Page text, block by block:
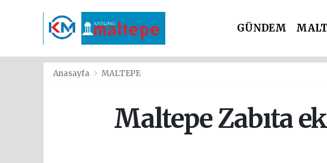
GÜNDEM
Anasayfa MALTEPE
Maltepe Zabıta